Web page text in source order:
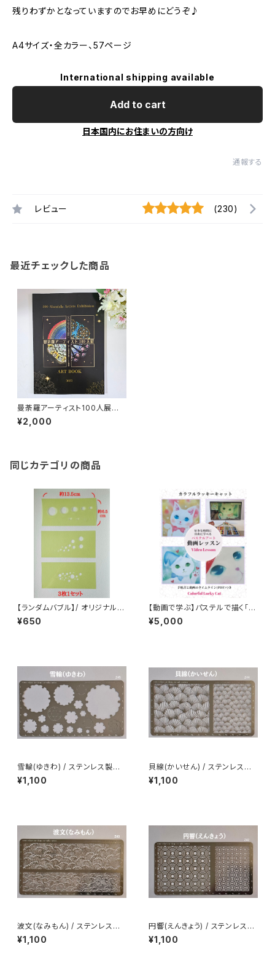
残りわずかとなっていますのでお早めにどうぞ♪
A4サイズ・全カラー、57ページ
International shipping available
Add to cart
日本国内にお住まいの方向け
通報する
レビュー (230)
最近チェックした商品
曼荼羅アーティスト100人展
示 公式図録（アートブック）
¥2,000
同じカテゴリの商品
【ランダムバブル】/ オリジナルス
テンシル～丸たち～
¥650
【動画で学ぶ】パステルで描く「カ
ラフルラッキーキャット」
¥5,000
雪輪(ゆきわ) / ステンレス製ス
テンシル(z45)
¥1,100
貝線(かいせん) / ステンレス製
ステンシル(z44)
¥1,100
波文(なみもん) / ステンレス製
ステンシル(z43)
¥1,100
円響(えんきょう) / ステンレス製
ステンシル(z42)
¥1,100